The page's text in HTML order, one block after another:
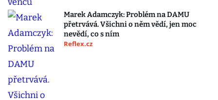
Marek Adamczyk: Problém na DAMU
přetrvává. Všichni o něm vědí, jen moc
nevědí, co s ním
Reflex.cz